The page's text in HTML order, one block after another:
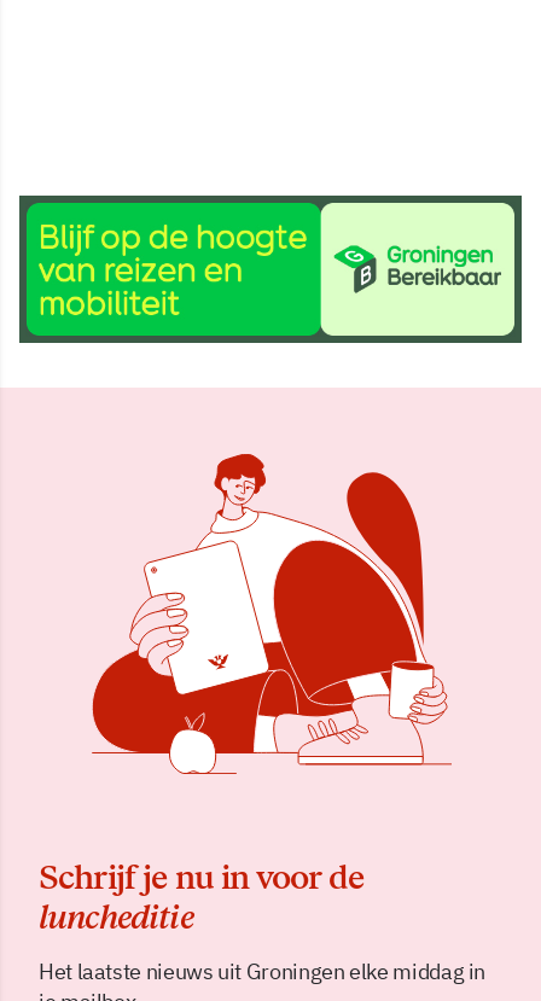
31 mei 2024, 08:41
Delen
Schrijf je nu in voor de
luncheditie
Het laatste nieuws uit Groningen elke middag in